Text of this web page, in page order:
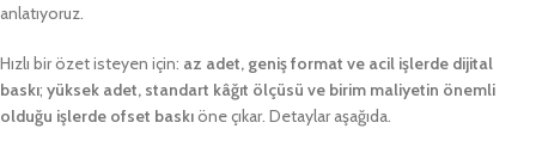
anlatıyoruz.
Hızlı bir özet isteyen için: az adet, geniş format ve acil işlerde dijital
baskı; yüksek adet, standart kâğıt ölçüsü ve birim maliyetin önemli
olduğu işlerde ofset baskıöne çıkar. Detaylar aşağıda.